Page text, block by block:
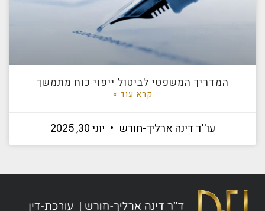
המדריך המשפטי לביטול ייפוי כוח מתמשך
קרא עוד »
עו''ד דינה ארליך-חורש יוני 30, 2025